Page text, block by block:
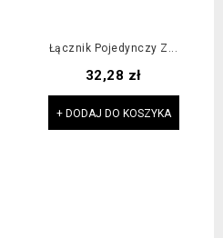
Łącznik Pojedynczy Z...
Cena
32,28 zł
+ DODAJ DO KOSZYKA